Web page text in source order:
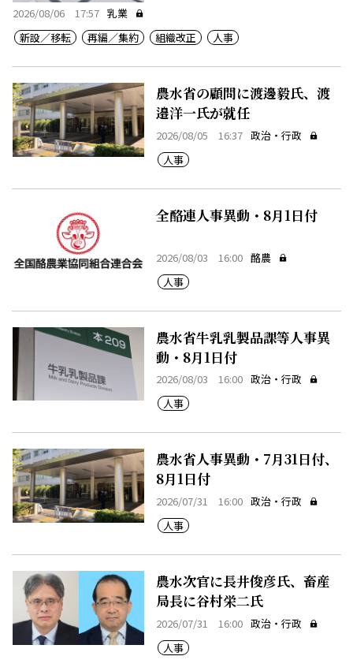
2026/08/06 17:57 乳業
新設／移転
再編／集約 組織改正 人事
農水省の顧問に渡邊毅氏、渡
邉洋一氏が就任
2026/08/05 16:37 政治・行政
人事
全酪連人事異動・8月1日付
2026/08/03 16:00 酪農
人事
農水省牛乳乳製品課等人事異
動・8月1日付
2026/08/03 16:00 政治・行政
人事
農水省人事異動・7月31日付、
8月1日付
2026/07/31 16:00 政治・行政
人事
農水次官に長井俊彦氏、畜産
局長に谷村栄二氏
2026/07/31 16:00 政治・行政
人事